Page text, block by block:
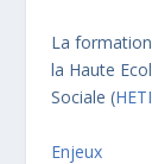
La
la Haute
Sociale (
Enjeux